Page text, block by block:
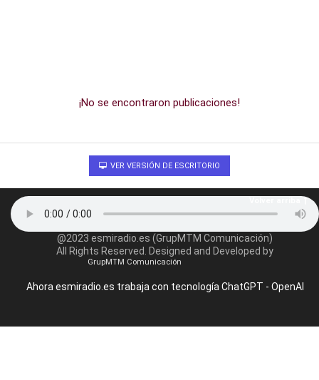
¡No se encontraron publicaciones!
VER VERSIÓN DE ESCRITORIO
@2023 esmiradio.es (GrupMTM Comunicación)
All Rights Reserved. Designed and Developed by
GrupMTM Comunicación
Ahora esmiradio.es trabaja con tecnología ChatGPT - OpenAI